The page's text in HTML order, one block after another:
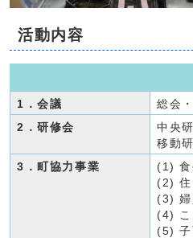
活動内容
1．会議
総会
2．研修会
中央
移動
3．町協力事業
(1) 食
(2) 住
(3) 婦
(4) こ
(5) 子